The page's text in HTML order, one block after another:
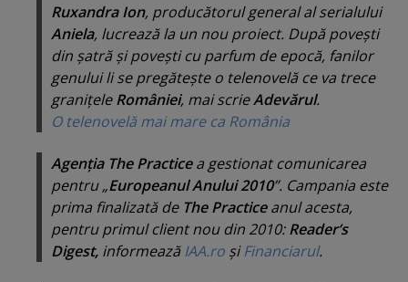
Ruxandra Ion, producătorul general al serialului
Aniela, lucrează la un nou proiect. După poveşti
din şatră şi poveşti cu parfum de epocă, fanilor
genului li se pregăteşte o telenovelă ce va trece
graniţeleRomâniei, mai scrieAdevărul.
O telenovelă mai mare ca România
Agenţia The Practicea gestionat comunicarea
pentru „Europeanul Anului 2010”. Campania este
prima finalizată de The Practiceanul acesta,
pentru primul client nou din 2010:Reader’s
Digest, informeazăIAA.ro şiFinanciarul.